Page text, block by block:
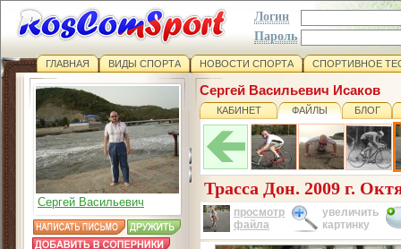
Логин
Пароль
ГЛАВНАЯ ВИДЫ СПОРТА НОВОСТИ СПОРТА СПОРТИВНОЕ
Сергей Васильевич
Сергей Васильевич Исаков
КАБИНЕТ ФАЙЛЫ БЛОГ
Трасса Дон. 2009 г.
просмотр
файла
увеличить
картинку